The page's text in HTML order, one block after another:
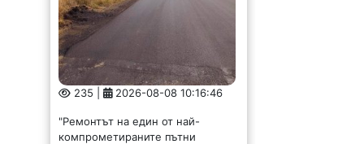
235 | 2026-08-08 10:16:46
"Ремонтът на един от най-
компрометираните пътни